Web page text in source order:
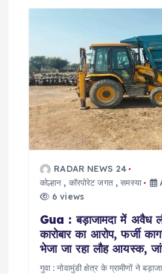
RADAR NEWS 24
कोल्हान , कॉरपोरेट जगत,समस्या
6 views
Gua : बड़ाजामदा में अवैध
कारोबार का आरोप, फर्जी
भेजा जा रहा लौह आयस्क,
गुवा : नोवामुंडी क्षेत्र के ग्रामीणों ने